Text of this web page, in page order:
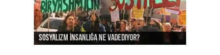
Sosyalizm İnsanlığa Ne Vadediyor?
ROJAVA: Rehavete Kapılan Bir Devrimin Hazin
Gerileyişi -III
ROJAVA: Rehavete Kapılan Bir Devrimin Hazin
Gerileyişi -II
Rojava: Rehavete Kapılan Bir Devrimin Hazin
Gerileyişi*
Rojava Devrimi İçin Yangın Alarmı